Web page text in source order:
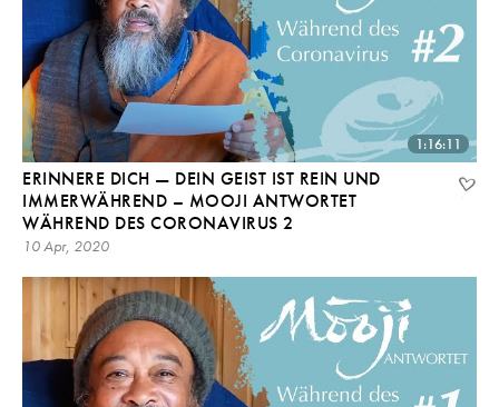
1:16:11
ERINNERE DICH — DEIN GEIST IST REIN UND
IMMERWÄHREND – MOOJI ANTWORTET
WÄHREND DES CORONAVIRUS 2
10 Apr, 2020